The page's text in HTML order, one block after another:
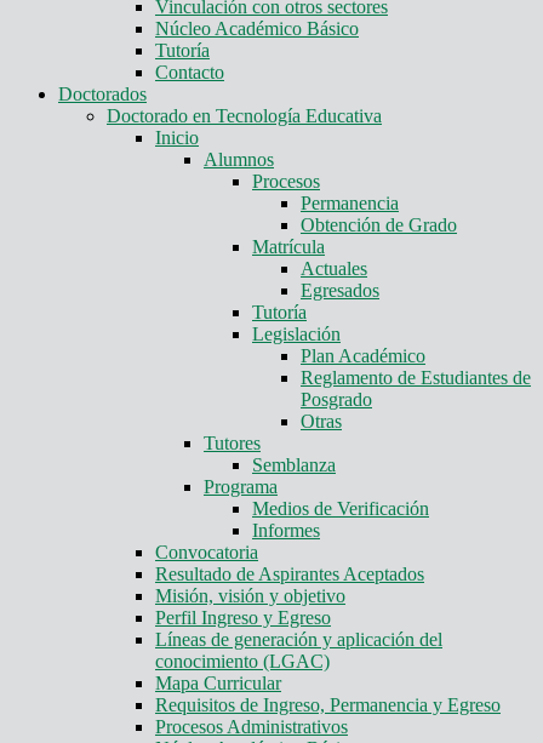
Vinculación con otros sectores
Núcleo Académico Básico
Tutoría
Contacto
Doctorados
Doctorado en Tecnología Educativa
Inicio
Alumnos
Procesos
Permanencia
Obtención de Grado
Matrícula
Actuales
Egresados
Tutoría
Legislación
Plan Académico
Reglamento de Estudiantes de
Posgrado
Otras
Tutores
Semblanza
Programa
Medios de Verificación
Informes
Convocatoria
Resultado de Aspirantes Aceptados
Misión, visión y objetivo
Perfil Ingreso y Egreso
Líneas de generación y aplicación del
conocimiento (LGAC)
Mapa Curricular
Requisitos de Ingreso, Permanencia y Egreso
Procesos Administrativos